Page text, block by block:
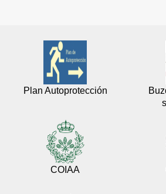
Plan Autoprotección
COIAA